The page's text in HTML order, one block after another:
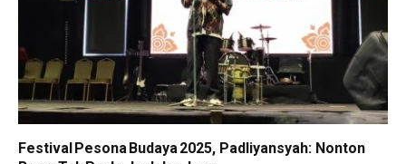
Festival Pesona Budaya 2025, Padliyansyah: Nonton